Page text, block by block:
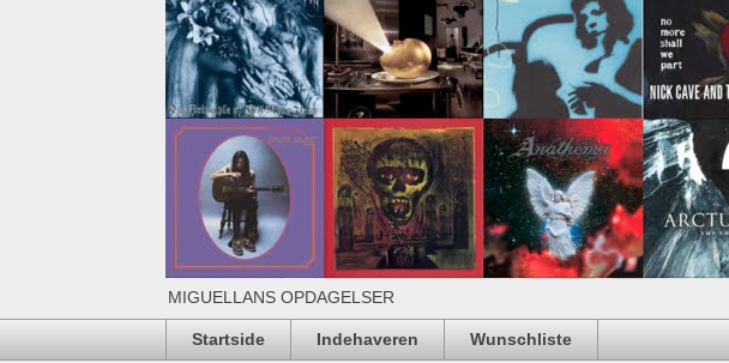
MIGUELLANS OPDAGELSER
Startside Indehaveren Wunschliste